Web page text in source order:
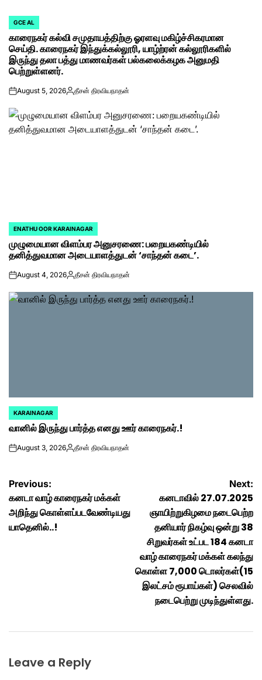
POSTED
IN
GCE AL
காரைநகர் கல்வி சமுதாயத்திற்கு ஓரளவு மகிழ்ச்சிகரமான
செய்தி. காரைநகர் இந்துக்கல்லூரி, யாழ்ற்ரன் கல்லூரிகளில்
இருந்து தலா பத்து மாணவர்கள் பல்கலைக்கழக அனுமதி
பெற்றுள்ளனர்.
onAugust 5, 2026Posted
தீசன் திரவியநாதன்
POSTED
IN
ENATHU OOR KARAINAGAR
முழுமையான விளம்பர அனுசரணை: பறையகண்டியில்
தனித்துவமான அடையாளத்துடன் ‘சாந்தன் கடை’.
onAugust 4, 2026Posted
தீசன் திரவியநாதன்
POSTED
IN
KARAINAGAR
வானில் இருந்து பார்த்த எனது ஊர் காரைநகர்.!
onAugust 3, 2026Posted
தீசன் திரவியநாதன்
Post
navigation
Previous:
கனடா வாழ் காரைநகர் மக்கள்
அறிந்து கொள்ளப்படவேண்டியது
யாதெனில்..!
Next:
கனடாவில் 27.07.2025
ஞாயிற்றுகிழமை நடைபெற்ற
தனியார் நிகழ்வு ஒன்று 38
சிறுவர்கள் உட்பட 184 கனடா
வாழ் காரைநகர் மக்கள் கலந்து
கொள்ள 7,000 டொலர்கள்(15
இலட்சம் ரூபாய்கள்) செலவில்
நடைபெற்று முடிந்துள்ளது.
Leave a Reply